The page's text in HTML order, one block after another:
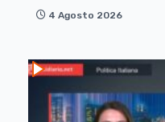
4 Agosto 2026